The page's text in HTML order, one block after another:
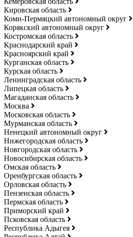
Кировская область
Коми-Пермяцкий автономный округ
Корякский автономный округ
Костромская область
Краснодарский край
Красноярский край
Курганская область
Курская область
Ленинградская область
Липецкая область
Магаданская область
Москва
Московская область
Мурманская область
Ненецкий автономный округ
Нижегородская область
Новгородская область
Новосибирская область
Омская область
Оренбургская область
Орловская область
Пензенская область
Пермская область
Приморский край
Псковская область
Республика Адыгея